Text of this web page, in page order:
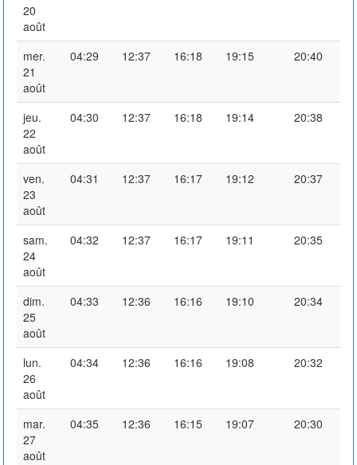
20
août
mer.
21
août
04:29 12:37 16:18 19:15 20:40
jeu.
22
août
04:30 12:37 16:18 19:14 20:38
ven.
23
août
04:31 12:37 16:17 19:12 20:37
sam.
24
août
04:32 12:37 16:17 19:11 20:35
dim.
25
août
04:33 12:36 16:16 19:10 20:34
lun.
26
août
04:34 12:36 16:16 19:08 20:32
mar.
27
août
04:35 12:36 16:15 19:07 20:30